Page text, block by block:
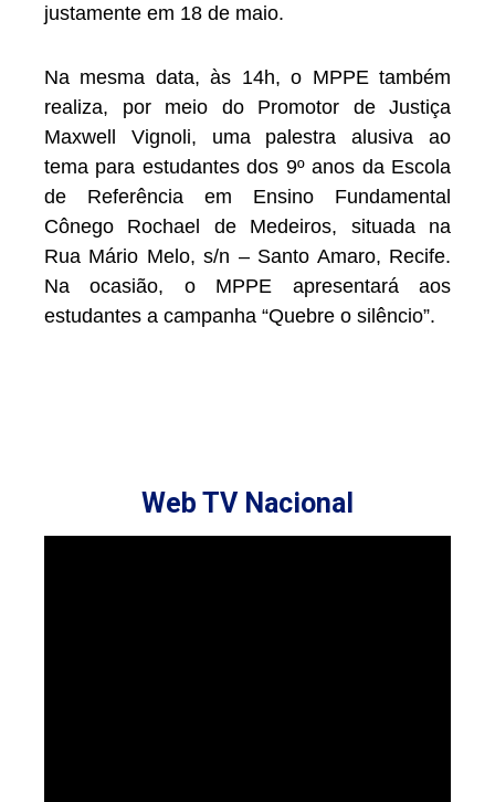
justamente em 18 de maio.
Na mesma data, às 14h, o MPPE também
realiza, por meio do Promotor de Justiça
Maxwell Vignoli, uma palestra alusiva ao
tema para estudantes dos 9º anos da Escola
de Referência em Ensino Fundamental
Cônego Rochael de Medeiros, situada na
Rua Mário Melo, s/n – Santo Amaro, Recife.
Na ocasião, o MPPE apresentará aos
estudantes a campanha “Quebre o silêncio”.
Web TV Nacional